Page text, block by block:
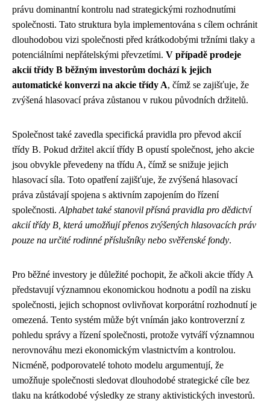
právu dominantní kontrolu nad strategickými rozhodnutími
společnosti. Tato struktura byla implementována s cílem ochránit
dlouhodobou vizi společnosti před krátkodobými tržními tlaky a
potenciálními nepřátelskými převzetími. V případě prodeje
akcií třídy B běžným investorům dochází k jejich
automatické konverzi na akcie třídy A, čímž se zajišťuje, že
zvýšená hlasovací práva zůstanou v rukou původních držitelů.
Společnost také zavedla specifická pravidla pro převod akcií
třídy B. Pokud držitel akcií třídy B opustí společnost, jeho akcie
jsou obvykle převedeny na třídu A, čímž se snižuje jejich
hlasovací síla. Toto opatření zajišťuje, že zvýšená hlasovací
práva zůstávají spojena s aktivním zapojením do řízení
společnosti. Alphabet také stanovil přísná pravidla pro dědictví
akcií třídy B, která umožňují přenos zvýšených hlasovacích práv
pouze na určité rodinné příslušníky nebo svěřenské fondy.
Pro běžné investory je důležité pochopit, že ačkoli akcie třídy A
představují významnou ekonomickou hodnotu a podíl na zisku
společnosti, jejich schopnost ovlivňovat korporátní rozhodnutí je
omezená. Tento systém může být vnímán jako kontroverzní z
pohledu správy a řízení společnosti, protože vytváří významnou
nerovnováhu mezi ekonomickým vlastnictvím a kontrolou.
Nicméně, podporovatelé tohoto modelu argumentují, že
umožňuje společnosti sledovat dlouhodobé strategické cíle bez
tlaku na krátkodobé výsledky ze strany aktivistických investorů.